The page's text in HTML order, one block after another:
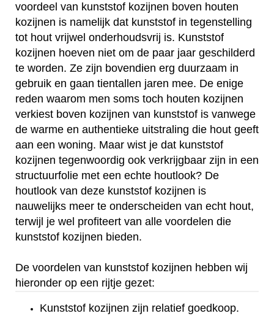
voordeel van kunststof kozijnen boven houten
kozijnen is namelijk dat kunststof in tegenstelling
tot hout vrijwel onderhoudsvrij is. Kunststof
kozijnen hoeven niet om de paar jaar geschilderd
te worden. Ze zijn bovendien erg duurzaam in
gebruik en gaan tientallen jaren mee. De enige
reden waarom men soms toch houten kozijnen
verkiest boven kozijnen van kunststof is vanwege
de warme en authentieke uitstraling die hout geeft
aan een woning. Maar wist je dat kunststof
kozijnen tegenwoordig ook verkrijgbaar zijn in een
structuurfolie met een echte houtlook? De
houtlook van deze kunststof kozijnen is
nauwelijks meer te onderscheiden van echt hout,
terwijl je wel profiteert van alle voordelen die
kunststof kozijnen bieden.
De voordelen van kunststof kozijnen hebben wij
hieronder op een rijtje gezet:
Kunststof kozijnen zijn relatief goedkoop.